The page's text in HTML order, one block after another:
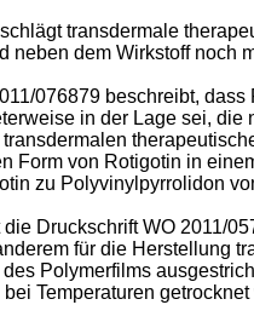
schlägt transdermale
neben dem Wirkstoff
076879 beschreibt,
in der Lage sei,
Form von Rotigotin in
zu Polyvinylpyrrolidon
DruckschriftWO 2011/
für die Herstellung
Polymerfilms
Temperaturen